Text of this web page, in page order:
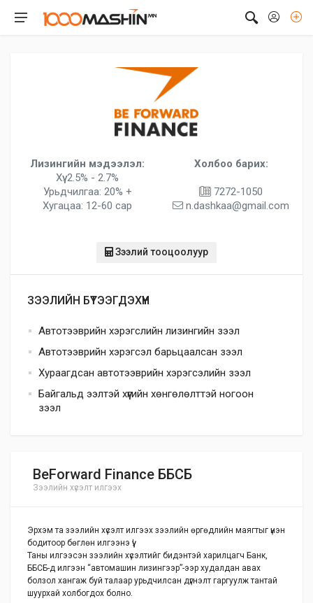
Лизингийн мэдээлэл:
Хүү: 2.5% - 2.7%
Урьдчилгаа: 20% +
Хугацаа: 12-60 сар
Холбоо барих:
7272-1050
n.dashkaa@gmail.com
Зээлий тооцоолуур
ЗЭЭЛИЙН БҮТЭЭГДЭХҮҮН
Автотээврийн хэрэгслийн лизингийн зээл
Автотээврийн хэрэгсэл барьцаалсан зээл
Хураагдсан автотээврийн хэрэгсэлийн зээл
Байгальд ээлтэй хүүгийн хөнгөлөлттэй ногоон
зээл
BeForward Finance ББСБ
Зээлийн хүсэлт илгээх
Эрхэм та зээлийн хүсэлт илгээх зээлийн өргөдлийн маягтыг үнэн
бодитоор бөглөн илгээнэ үү!
Таны илгээсэн зээлийн хүсэлтийг бидэнтэй харилцагч Банк,
ББСБ-д илгээн “автомашин лизингээр”-ээр худалдан авах
болзол хангаж буй талаар урьдчилсан дүгнэлт гаргуулж тантай
шуурхай холбогдох болно.